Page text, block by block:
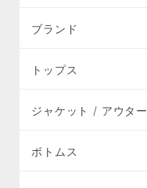
ブランド
トップス
ジャケット / アウター
ボトムス